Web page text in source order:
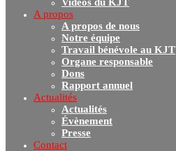
A propos
A propos de nous
Notre équipe
Travail bénévole au KJT
Organe responsable
Dons
Rapport annuel
Actualités
Actualités
Évènement
Presse
Contact